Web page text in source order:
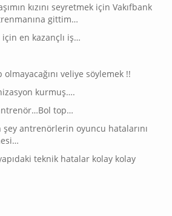
kızını seyretmek için Vakıfbank
gittim…
en kazançlı iş…
veliye söylemek !!
kurmuş….
top…
antrenörlerin oyuncu hatalarını
teknik hatalar kolay kolay